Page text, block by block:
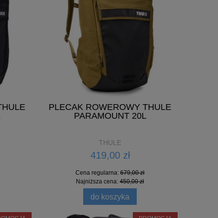
KOSZULKA DEUS QUANTA
119,50 zł
Cena regularna:239,00 zł
do koszyka
PLECAK ROWEROWY THULE
PARAMOUNT 20L
THULE
419,00 zł
Cena regularna: 679,00 zł
Najniższa cena: 450,00 zł
do koszyka